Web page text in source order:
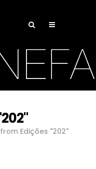
Edições "202"